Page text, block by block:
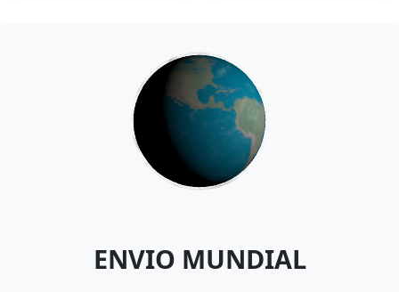
ENVIO MUNDIAL